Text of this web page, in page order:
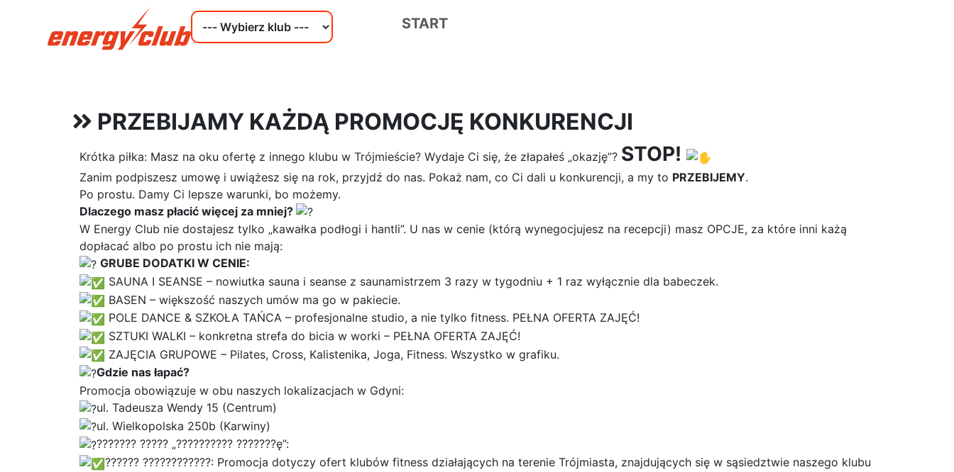
START
PRZEBIJAMY KAŻDĄ PROMOCJĘ KONKURENCJI
Krótka piłka: Masz na oku ofertę z innego klubu w Trójmieście? Wydaje Ci się, że złapałeś „okazję”? STOP!
Zanim podpiszesz umowę i uwiążesz się na rok, przyjdź do nas. Pokaż nam, co Ci dali u konkurencji, a my to PRZEBIJEMY.
Po prostu. Damy Ci lepsze warunki, bo możemy.
Dlaczego masz płacić więcej za mniej?
W Energy Club nie dostajesz tylko „kawałka podłogi i hantli”. U nas w cenie (którą wynegocjujesz na recepcji) masz OPCJE, za które inni każą
dopłacać albo po prostu ich nie mają:
GRUBE DODATKI W CENIE:
SAUNA I SEANSE – nowiutka sauna i seanse z saunamistrzem 3 razy w tygodniu + 1 raz wyłącznie dla babeczek.
BASEN – większość naszych umów ma go w pakiecie.
POLE DANCE & SZKOŁA TAŃCA – profesjonalne studio, a nie tylko fitness. PEŁNA OFERTA ZAJĘĆ!
SZTUKI WALKI – konkretna strefa do bicia w worki – PEŁNA OFERTA ZAJĘĆ!
ZAJĘCIA GRUPOWE – Pilates, Cross, Kalistenika, Joga, Fitness. Wszystko w grafiku.
Gdzie nas łapać?
Promocja obowiązuje w obu naszych lokalizacjach w Gdyni:
ul. Tadeusza Wendy 15 (Centrum)
ul. Wielkopolska 250b (Karwiny)
??????? ????? „?????????? ???????ę”:
?????? ????????????: Promocja dotyczy ofert klubów fitness działających na terenie Trójmiasta, znajdujących się w sąsiedztwie naszego klubu